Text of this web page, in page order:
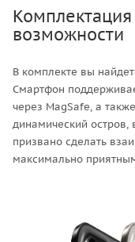
возможности
В комплекте вы
Смартфон
через MagSafe, а
динамический
призвано сделать
максимально